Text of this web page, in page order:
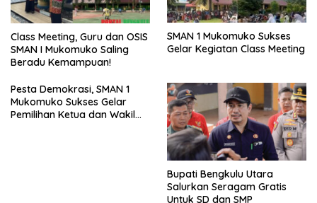
Class Meeting, Guru dan OSIS
SMAN I Mukomuko Saling
Beradu Kemampuan!
SMAN 1 Mukomuko Sukses
Gelar Kegiatan Class Meeting
Pesta Demokrasi, SMAN 1
Mukomuko Sukses Gelar
Pemilihan Ketua dan Wakil
Bupati Bengkulu Utara
Salurkan Seragam Gratis
Untuk SD dan SMP